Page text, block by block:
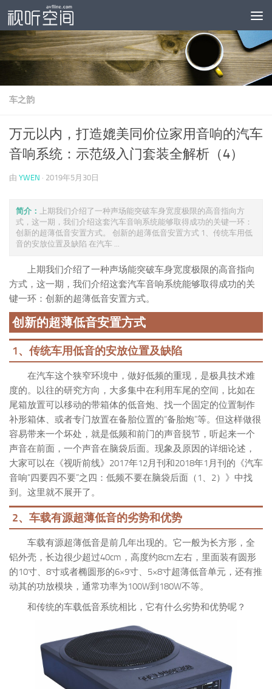
跳至内容
车之韵
万元以内，打造媲美同价位家用音响的汽车
音响系统：示范级入门套装全解析（4）
由 YWEN · 2019年5月30日
简介：
上期我们介绍了一种声场能突破车身宽度极限的高音指向方
式，这一期，我们介绍这套汽车音响系统能够取得成功的关键一环：
创新的超薄低音安置方式。 创新的超薄低音安置方式 1、传统车用低
音的安放位置及缺陷 在汽车 ...
上期我们介绍了一种声场能突破车身宽度极限的高音指向
方式，这一期，我们介绍这套汽车音响系统能够取得成功的关
键一环：创新的超薄低音安置方式。
创新的超薄低音安置方式
1、传统车用低音的安放位置及缺陷
在汽车这个狭窄环境中，做好低频的重现，是极具技术难
度的。以往的研究方向，大多集中在利用车尾的空间，比如在
尾箱放置可以移动的带箱体的低音炮、找一个固定的位置制作
补形箱体、或者专门放置在备胎位置的“备胎炮”等。但这样做很
容易带来一个坏处，就是低频和前门的声音脱节，听起来一个
声音在前面，一个声音在脑袋后面。现象及原因的详细论述，
大家可以在《视听前线》2017年12月刊和2018年1月刊的《汽车
音响“四要四不要”之四：低频不要在脑袋后面（1、2）》中找
到。这里就不展开了。
2、车载有源超薄低音的劣势和优势
车载有源超薄低音是前几年出现的。它一般为长方形，全
铝外壳，长边很少超过40cm，高度约8cm左右，里面装有圆形
的10寸、8寸或者椭圆形的6×9寸、5×8寸超薄低音单元，还有推
动其的功放模块，通常功率为100W到180W不等。
和传统的车载低音系统相比，它有什么劣势和优势呢？